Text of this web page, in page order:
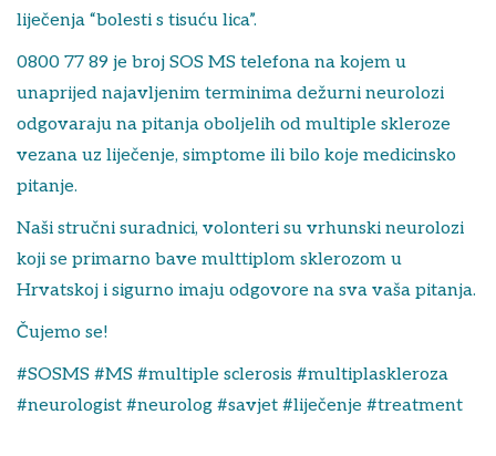
liječenja “bolesti s tisuću lica”.
0800 77 89 je broj SOS MS telefona na kojem u
unaprijed najavljenim terminima dežurni neurolozi
odgovaraju na pitanja oboljelih od multiple skleroze
vezana uz liječenje, simptome ili bilo koje medicinsko
pitanje.
Naši stručni suradnici, volonteri su vrhunski neurolozi
koji se primarno bave multtiplom sklerozom u
Hrvatskoj i sigurno imaju odgovore na sva vaša pitanja.
Čujemo se!
#SOSMS #MS #multiple sclerosis #multiplaskleroza
#neurologist #neurolog #savjet #liječenje #treatment